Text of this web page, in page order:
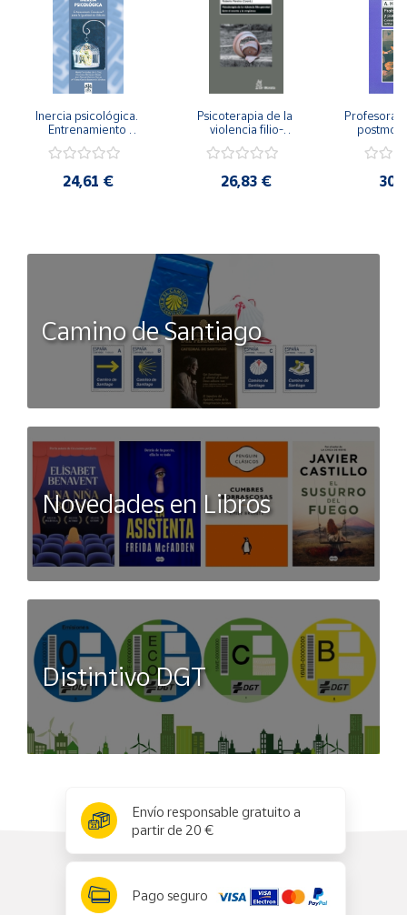
Inercia psicológica.
Entrenamiento
Igualdad de Género.
24,61 €
Psicoterapia de la
violencia filio-
secreto y la
26,83 €
Camino de Santiago
Novedades en Libros
Distintivo DGT
Envío responsable gratuito a
partir de 20 €
Pago seguro